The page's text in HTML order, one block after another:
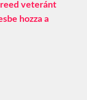
veteránt
hozza a